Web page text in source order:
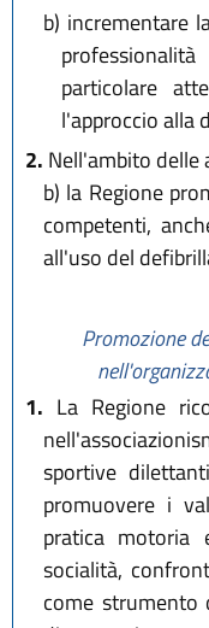
b) incrementare
particolare
l'approccio alla
2. Nell'ambito
b) la Regione
competenti,
all'uso del
Promozione
1. La Regione
sportive
promuovere i
pratica motoria
socialità,
come strumento